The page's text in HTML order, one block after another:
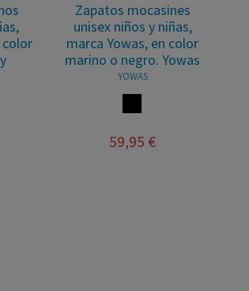
color
Zapatos mocasines
unisex niños y niñas,
marca Yowas, en color
marino o negro. Yowas
YOWAS
59,95 €